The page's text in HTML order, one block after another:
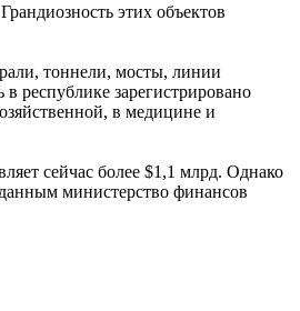
этих объектов
тоннели, мосты, линии
республике зарегистрировано
в медицине и
сейчас более $1,1 млрд. Однако
министерство финансов